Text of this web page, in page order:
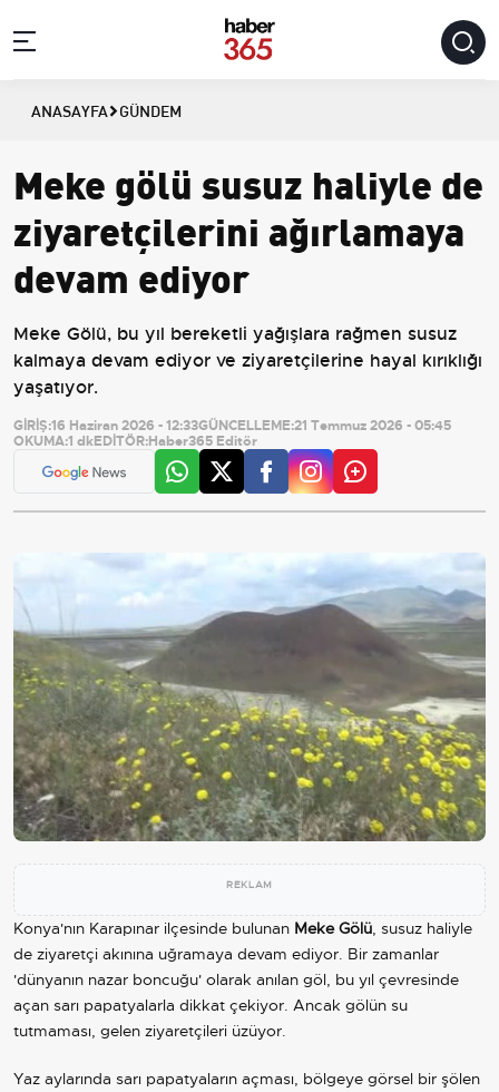
ANASAYFA GÜNDEM
Meke gölü susuz haliyle de
ziyaretçilerini ağırlamaya
devam ediyor
Meke Gölü, bu yıl bereketli yağışlara rağmen susuz
kalmaya devam ediyor ve ziyaretçilerine hayal kırıklığı
yaşatıyor.
GİRİŞ:16 Haziran 2026 - 12:33GÜNCELLEME:21 Temmuz 2026 - 05:45
OKUMA:1 dkEDİTÖR:Haber365 Editör
REKLAM
Konya'nın Karapınar ilçesinde bulunan Meke Gölü, susuz haliyle
de ziyaretçi akınına uğramaya devam ediyor. Bir zamanlar
'dünyanın nazar boncuğu' olarak anılan göl, bu yıl çevresinde
açan sarı papatyalarla dikkat çekiyor. Ancak gölün su
tutmaması, gelen ziyaretçileri üzüyor.
Yaz aylarında sarı papatyaların açması, bölgeye görsel bir şölen